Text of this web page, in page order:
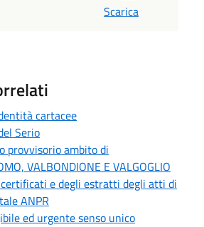
Scarica
cartacee
Serio
provvisorio ambito di
VALBONDIONE E VALGOGLIO
e degli estratti degli atti di
ANPR
ed urgente senso unico